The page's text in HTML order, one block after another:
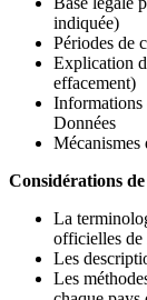
indiquée)
Périodes de
Explication
effacement)
Informations
Données
Mécanismes
Considérations
La
officielles de
Les
Les